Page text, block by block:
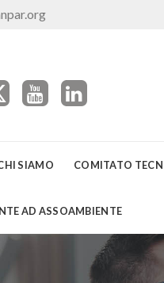
SIAMO COMITATO
AD ASSOAMBIENTE